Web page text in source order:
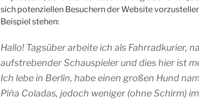
sich potenziellen Besuchern der Website
Beispiel stehen:
Hallo! Tagsüber arbeite ich als Fahrradkurier,
aufstrebender Schauspieler und dies hier ist
Ich lebe in Berlin, habe einen großen Hund
Piña Coladas, jedoch weniger (ohne Schirm)